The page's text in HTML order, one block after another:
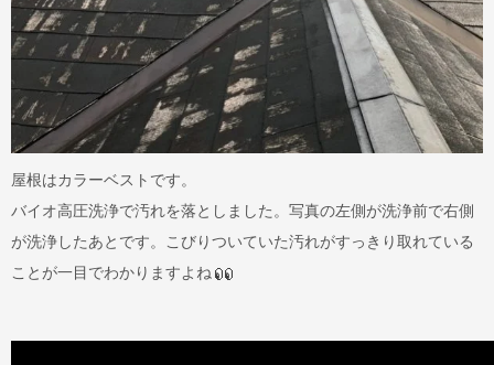
屋根はカラーベストです。
バイオ高圧洗浄で汚れを落としました。写真の左側が洗浄前で右側
が洗浄したあとです。こびりついていた汚れがすっきり取れている
ことが一目でわかりますよね